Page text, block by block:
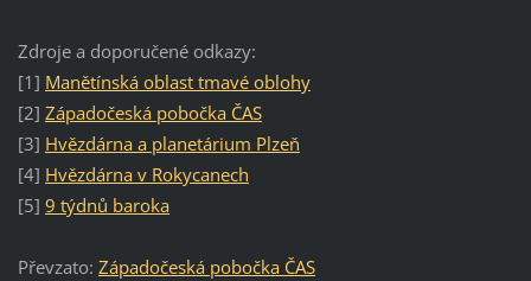
Zdroje a doporučené odkazy:
[1] Manětínská oblast tmavé oblohy
[2] Západočeská pobočka ČAS
[3] Hvězdárna a planetárium Plzeň
[4] Hvězdárna v Rokycanech
[5] 9 týdnů baroka
Převzato: Západočeská pobočka ČAS